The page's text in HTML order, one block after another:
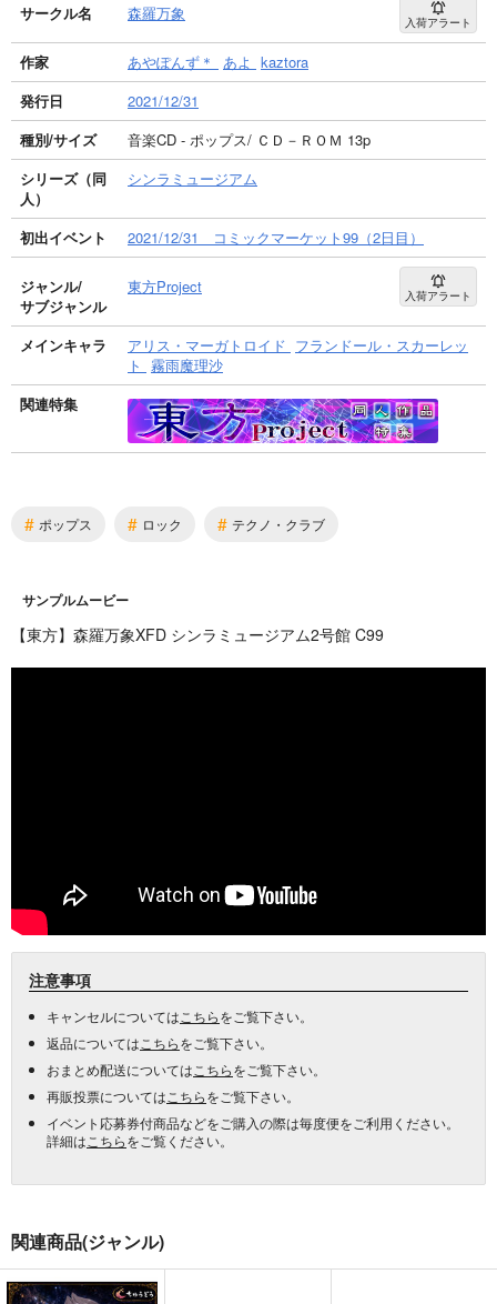
サークル名 森羅万象 入荷アラート
作家 あやぽんず＊ あよ kaztora
発行日
2021/12/31
種別/サイズ
音楽CD - ポップス/ ＣＤ－ＲＯＭ 13p
シリーズ（同
人）
シンラミュージアム
初出イベント 2021/12/31 コミックマーケット99（2日目）
ジャンル/
サブジャンル
東方Project 入荷アラート
メインキャラ アリス・マーガトロイド フランドール・スカーレッ
ト 霧雨魔理沙
関連特集
# ポップス # ロック # テクノ・クラブ
サンプルムービー
【東方】森羅万象XFD シンラミュージアム2号館 C99
注意事項
キャンセルについては こちらをご覧下さい。
返品については こちらをご覧下さい。
おまとめ配送については こちらをご覧下さい。
再販投票については こちらをご覧下さい。
イベント応募券付商品などをご購入の際は毎度便をご利用ください。
詳細は こちらをご覧ください。
関連商品(ジャンル)